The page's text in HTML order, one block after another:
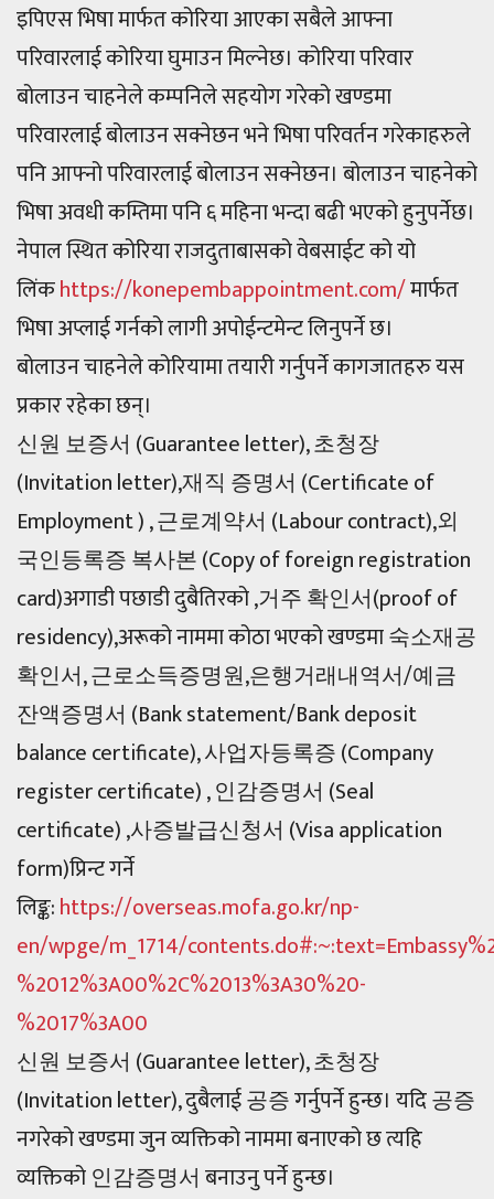
इपिएस भिषा मार्फत कोरिया आएका सबैले आफ्ना
परिवारलाई कोरिया घुमाउन मिल्नेछ। कोरिया परिवार
बोलाउन चाहनेले कम्पनिले सहयोग गरेको खण्डमा
परिवारलाई बोलाउन सक्नेछन भने भिषा परिवर्तन गरेकाहरुले
पनि आफ्नो परिवारलाई बोलाउन सक्नेछन। बोलाउन चाहनेको
भिषा अवधी कम्तिमा पनि ६ महिना भन्दा बढी भएको हुनुपर्नेछ।
नेपाल स्थित कोरिया राजदुताबासको वेबसाईट को यो
लिंकhttps://konepembappointment.com/मार्फत
भिषा अप्लाई गर्नको लागी अपोईन्टमेन्ट लिनुपर्ने छ।
बोलाउन चाहनेले कोरियामा तयारी गर्नुपर्ने कागजातहरु यस
प्रकार रहेका छन्।
신원 보증서 (Guarantee letter), 초청장
(Invitation letter),재직 증명서 (Certificate of
Employment ) , 근로계약서 (Labour contract),외
국인등록증 복사본 (Copy of foreign registration
card)अगाडी पछाडी दुबैतिरको ,거주 확인서(proof of
residency),अरूको नाममा कोठा भएको खण्डमा 숙소재공
확인서, 근로소득증명원,은행거래내역서/예금
잔액증명서 (Bank statement/Bank deposit
balance certificate), 사업자등록증 (Company
register certificate) , 인감증명서 (Seal
certificate) ,사증발급신청서 (Visa application
form)प्रिन्ट गर्ने
लिङ्क:https://overseas.mofa.go.kr/np-
en/wpge/m_1714/
%2012%3A00%2C%2013%3A30%20-
%2017%3A00
신원 보증서 (Guarantee letter), 초청장
(Invitation letter), दुबैलाई 공증 गर्नुपर्ने हुन्छ। यदि 공증
नगरेको खण्डमा जुन व्यक्तिको नाममा बनाएको छ त्यहि
व्यक्तिको 인감증명서 बनाउनु पर्ने हुन्छ।